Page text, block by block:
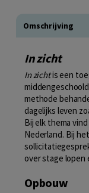
Omschrijving
In zicht
In zichtis een
methode
dagelijks leven
Bij elk thema
Nederland. Bij
over stage lopen
Opbouw